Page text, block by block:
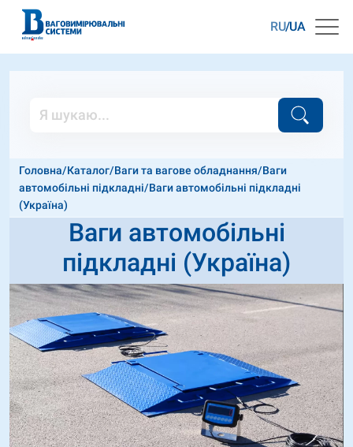
RU UA
Головна/Каталог/Ваги та вагове обладнання/Ваги
автомобільні підкладні/Ваги автомобільні підкладні
(Україна)
Ваги автомобільні
підкладні (Україна)